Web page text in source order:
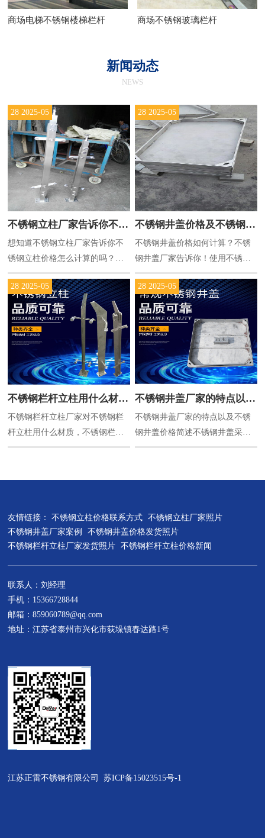
商场电梯不锈钢楼梯栏杆 商场不锈钢玻璃栏杆
新闻动态
NEWS
28 2025-05
不锈钢立柱厂家告诉你不锈
钢立柱价格怎么计算的
想知道不锈钢立柱厂家告诉你不
锈钢立柱价格怎么计算的吗？下
面江苏正雷为您解答想要知道不
锈钢立柱价格，就先要知道不锈
钢立柱是使用什么材料加工而
成，我们常见的不锈钢立柱样式
有，单片钢板加工，圆管加工，
方管加工，扁管加工等。单片钢
板不锈钢立柱价格可以先算出单
片不锈钢立柱需要使用多少钢
板，计算出钢板的重量，再用重
量乘以原材料价格，即可。不锈
钢实心立柱钢板计算重量公式：
28 2025-05
不锈钢井盖价格及不锈钢井
盖厂家的重量表
不锈钢井盖价格如何计算？不锈
钢井盖厂家告诉你！使用不锈钢
井盖重量表轻松计算不锈钢井盖
多少钱规格高度厚度重量规格高
度厚度重量
28 2025-05
不锈钢栏杆立柱用什么材
质，不锈钢栏杆立柱验收标
不锈钢栏杆立柱厂家对不锈钢栏
杆立柱用什么材质，不锈钢栏杆
立柱验收标准，不锈钢栏杆立柱
助。咨询不锈钢栏杆立柱价格请
201,304,316这三种材质，其中201
子采用这种材质来替代304不锈钢
栏杆立柱，谋取暴利。201不锈钢
栏杆立柱...
28 2025-05
不锈钢井盖厂家的特点以及
不锈钢井盖价格简述
不锈钢井盖厂家的特点以及不锈
钢井盖价格简述不锈钢井盖采用
高强度不锈钢板材为基材，底部
套氩氟焊焊接工艺而成的井盖产
期稳定可靠，使用寿命长，经过
架，...
友情链接： 不锈钢立柱价格联系方式 不锈钢立柱厂家照片
不锈钢井盖厂家案例
不锈钢井盖价格发货照片
不锈钢栏杆立柱厂家发货照片 不锈钢栏杆立柱价格新闻
联系人：刘经理
手机：15366728844
邮箱：859060789@qq.com
地址：江苏省泰州市兴化市荻垛镇春达路1号
江苏正雷不锈钢有限公司苏ICP备15023515号-1